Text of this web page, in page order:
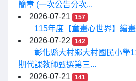
簡章 (一次公告分次...
2026-07-21
157
115年度【童畫心世界】繪
2026-07-22
142
彰化縣大村鄉大村國民小學
期代課教師甄選第三...
2026-07-21
141